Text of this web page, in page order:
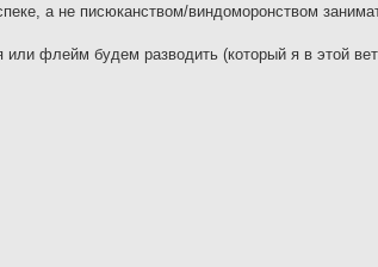
а не писюканством/виндоморонством
или флейм будем разводить (который я в этой